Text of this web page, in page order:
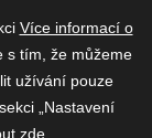
Více informací o
s tím, že můžeme
užívání pouze
„Nastavení
zde